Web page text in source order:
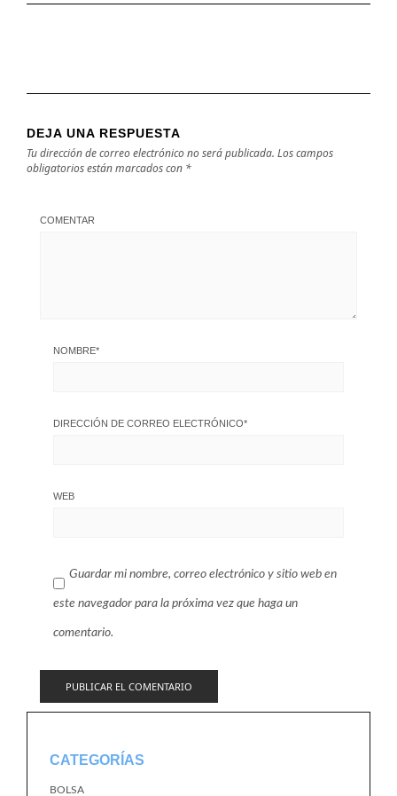
DEJA UNA RESPUESTA
Tu dirección de correo electrónico no será publicada. Los campos
obligatorios están marcados con *
COMENTAR
NOMBRE*
DIRECCIÓN DE CORREO ELECTRÓNICO*
WEB
Guardar mi nombre, correo electrónico y sitio web en
este navegador para la próxima vez que haga un
comentario.
CATEGORÍAS
BOLSA